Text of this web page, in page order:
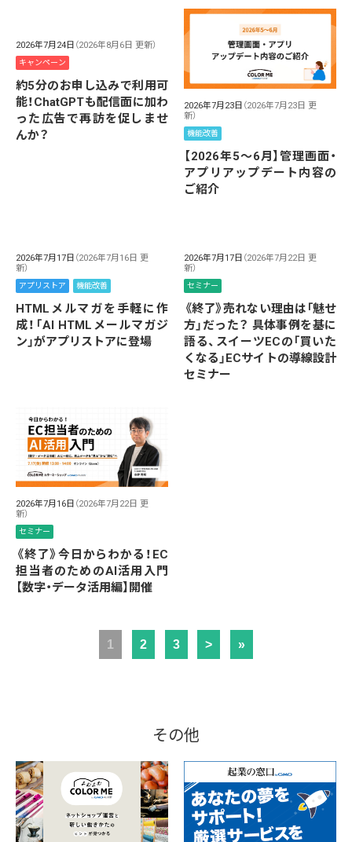
2026年7月24日 （2026年8月6日 更新）
キャンペーン
約5分のお申し込みで利用可
能！ChatGPTも配信面に加わ
った広告で再訪を促しませ
んか？
2026年7月23日 （2026年7月23日 更
新）
機能改善
【2026年5～6月】管理画面・
アプリアップデート内容の
ご紹介
2026年7月17日 （2026年7月16日 更
新）
アプリストア 機能改善
HTMLメルマガを手軽に作
成！「AI HTMLメールマガジ
ン」がアプリストアに登場
2026年7月17日 （2026年7月22日 更
新）
セミナー
《終了》売れない理由は「魅せ
方」だった？ 具体事例を基に
語る、スイーツECの「買いた
くなる」ECサイトの導線設計
セミナー
2026年7月16日 （2026年7月22日 更
新）
セミナー
《終了》今日からわかる！EC
担当者のためのAI活用入門
【数字・データ活用編】開催
1 2 3 > »
その他